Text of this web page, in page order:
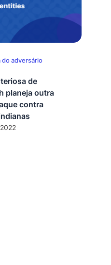
adversário
de
planeja outra
contra